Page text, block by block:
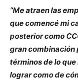
“Me atraen las
que comencé mi
posterior como
gran combinación
términos de lo
lograr como de